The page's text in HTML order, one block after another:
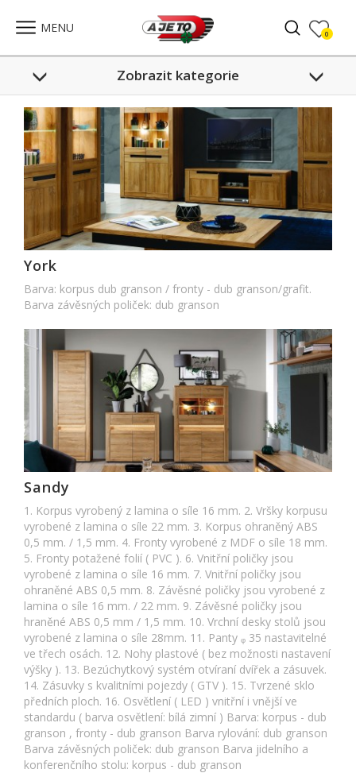
MENU 0
Celkem:0 ,- PŘEJÍT DO SEZNAMU
Zobrazit kategorie
York
Barva: korpus dub granson / fronty - dub granson/grafit.
Barva závěsných poliček: dub granson
Sandy
1. Korpus vyrobený z lamina o síle 16 mm. 2. Vršky korpusu
vyrobené z lamina o síle 22 mm. 3. Korpus ohraněný ABS
0,5 mm. / 1,5 mm. 4. Fronty vyrobené z MDF o síle 18 mm.
5. Fronty potažené folií ( PVC ). 6. Vnitřní poličky jsou
vyrobené z lamina o síle 16 mm. 7. Vnitřní poličky jsou
ohraněné ABS 0,5 mm. 8. Závěsné poličky jsou vyrobené z
lamina o síle 16 mm. / 22 mm. 9. Závěsné poličky jsou
hraněné ABS 0,5 mm / 1,5 mm. 10. Vrchní desky stolů jsou
vyrobené z lamina o síle 28mm. 11. Panty ᵩ 35 nastavitelné
ve třech osách. 12. Nohy plastové ( bez možnosti nastavení
výšky ). 13. Bezúchytkový systém otvíraní dvířek a zásuvek.
14. Zásuvky s kvalitními pojezdy ( GTV ). 15. Tvrzené sklo
předních ploch. 16. Osvětlení ( LED ) vnitřní i vnější ve
standardu ( barva osvětlení: bílá zimní ) Barva: korpus - dub
granson , fronty - dub granson Barva rylování: dub granson
Barva závěsných poliček: dub granson Barva jidelního a
konferenčního stolu: korpus - dub granson